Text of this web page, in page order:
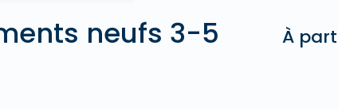
neufs 3-5 À